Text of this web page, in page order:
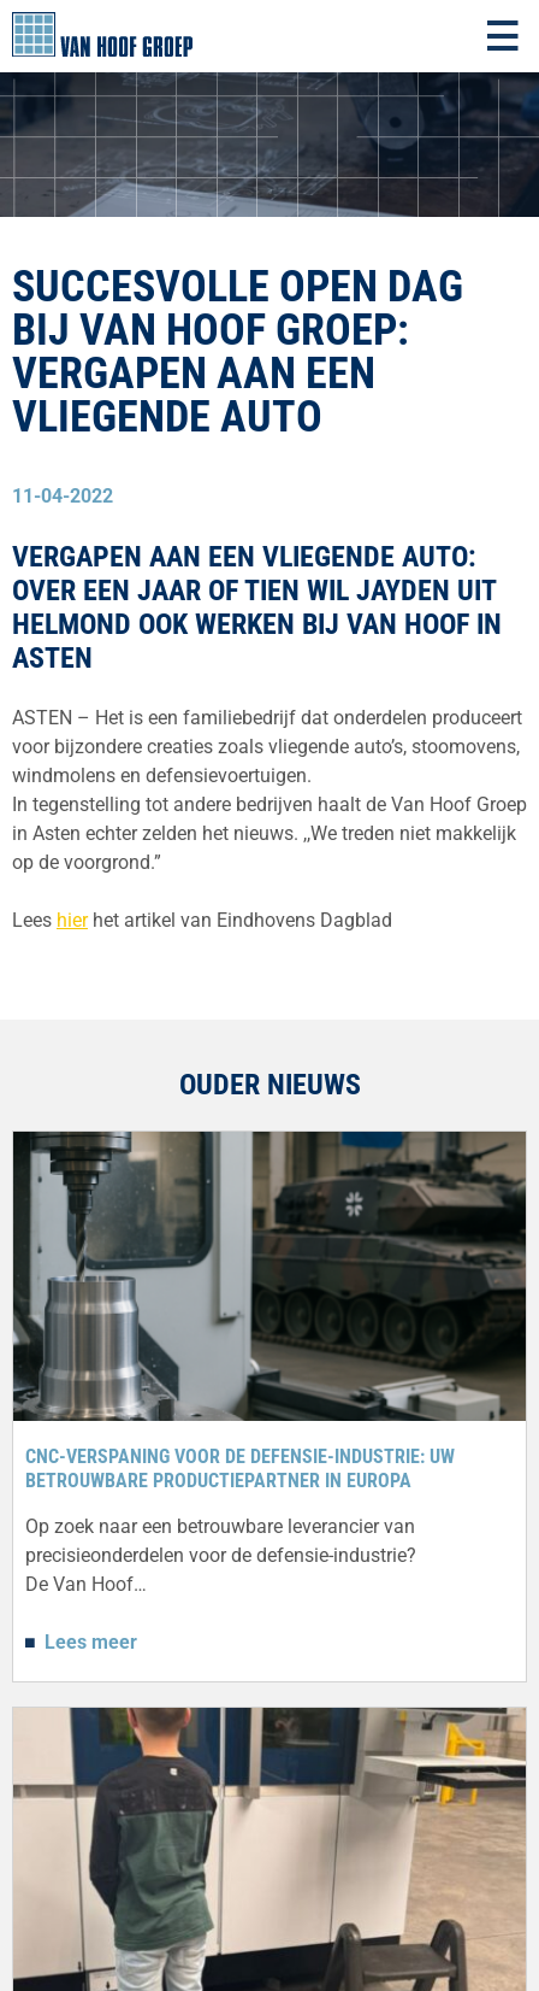
SUCCESVOLLE OPEN DAG
BIJ VAN HOOF GROEP:
VERGAPEN AAN EEN
VLIEGENDE AUTO
11-04-2022
VERGAPEN AAN EEN VLIEGENDE AUTO:
OVER EEN JAAR OF TIEN WIL JAYDEN UIT
HELMOND OOK WERKEN BIJ VAN HOOF IN
ASTEN
ASTEN – Het is een familiebedrijf dat onderdelen produceert
voor bijzondere creaties zoals vliegende auto’s, stoomovens,
windmolens en defensievoertuigen.
In tegenstelling tot andere bedrijven haalt de Van Hoof Groep
in Asten echter zelden het nieuws. ,,We treden niet makkelijk
op de voorgrond.”
Lees hierhet artikel van Eindhovens Dagblad
OUDER NIEUWS
CNC-VERSPANING VOOR DE DEFENSIE-INDUSTRIE: UW
BETROUWBARE PRODUCTIEPARTNER IN EUROPA
Op zoek naar een betrouwbare leverancier van
precisieonderdelen voor de defensie-industrie?
De Van Hoof…
Lees meer